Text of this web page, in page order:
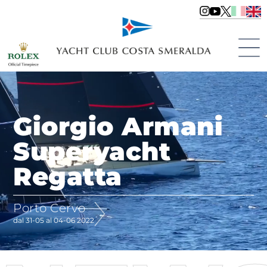
Giorgio Armani
Superyacht
Regatta
Porto Cervo
dal 31-05 al 04-06 2022